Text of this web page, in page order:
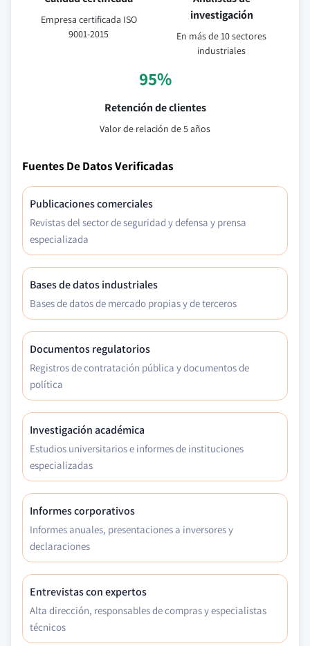
Empresa certificada ISO
9001-2015
investigación
En más de 10 sectores
industriales
95%
Retención de clientes
Valor de relación de 5 años
Fuentes De Datos Verificadas
Publicaciones comerciales
Revistas del sector de seguridad y defensa y prensa
especializada
Bases de datos industriales
Bases de datos de mercado propias y de terceros
Documentos regulatorios
Registros de contratación pública y documentos de
política
Investigación académica
Estudios universitarios e informes de instituciones
especializadas
Informes corporativos
Informes anuales, presentaciones a inversores y
declaraciones
Entrevistas con expertos
Alta dirección, responsables de compras y especialistas
técnicos